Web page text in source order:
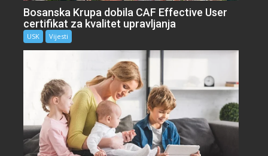
Bosanska Krupa dobila CAF Effective User
certifikat za kvalitet upravljanja
USK Vijesti